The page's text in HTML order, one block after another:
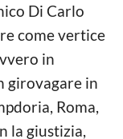
Di Carlo
come vertice
in
girovagare in
Roma,
la giustizia,